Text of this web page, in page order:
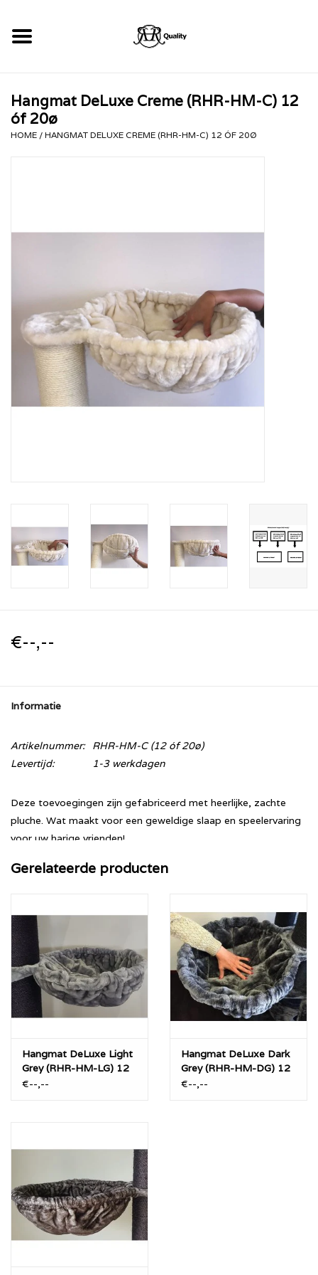
RHRQuality Krabpalen
Hangmat DeLuxe Creme (RHR-HM-C) 12
óf 20ø
HOME / HANGMAT DELUXE CREME (RHR-HM-C) 12 ÓF 20Ø
€--,--
Informatie
Artikelnummer:
RHR-HM-C (12 óf 20ø)
Levertijd:
1-3 werkdagen
Deze toevoegingen zijn gefabriceerd met heerlijke, zachte
pluche. Wat maakt voor een geweldige slaap en speelervaring
voor uw harige vrienden!
Beschikbaar voor twéé maten sisalpalen:
- 20ø (20ø Sisalpaal)
Beschikbare
- Taupe
- Light Grey
- Dark Grey
Gerelateerde producten
Hangmat DeLuxe Light
Grey (RHR-HM-LG) 12
óf 20ø
€--,--
Hangmat DeLuxe Dark
Grey (RHR-HM-DG) 12
óf 20ø
€--,--